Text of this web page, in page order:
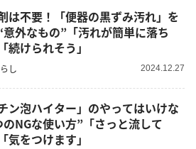
は不要！「便器の黒ずみ汚れ」を
外なもの”「汚れが簡単に落ち
続けられそう」
し 2024.12.27
ン泡ハイター」のやってはいけな
のNGな使い方”「さっと流して
をつけます」